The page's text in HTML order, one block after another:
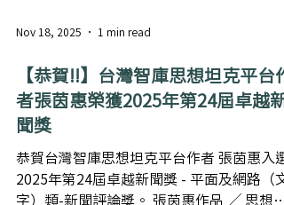
Nov 18, 2025 1 min read
【恭賀!!】台灣智庫思想坦克平台作
者張茵惠榮獲2025年第24屆卓越新
聞獎